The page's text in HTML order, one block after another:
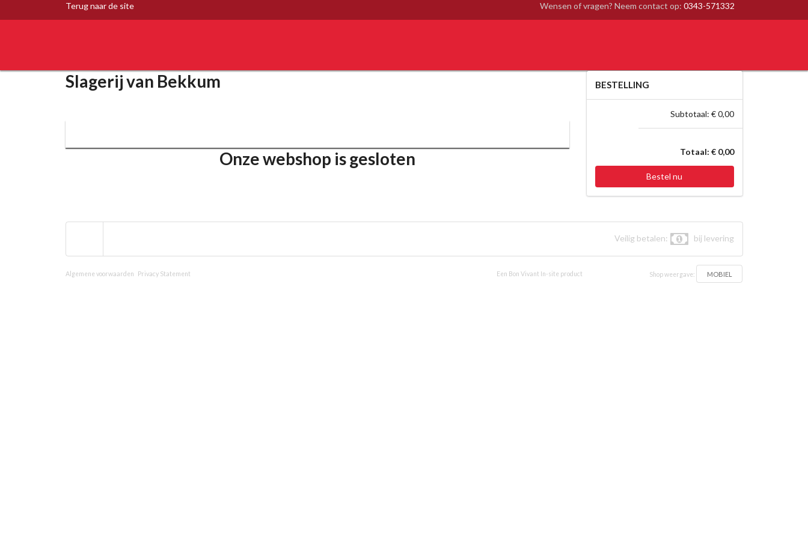
Terug naar de site Wensen of vragen? Neem contact op: 0343-571332
Slagerij van Bekkum
Onze webshop is gesloten
BESTELLING
Subtotaal: € 0,00
Totaal: € 0,00
Bestel nu
Veilig betalen: bij levering
Algemene voorwaarden Privacy Statement Een Bon Vivant In-site product Shop weergave: MOBIEL